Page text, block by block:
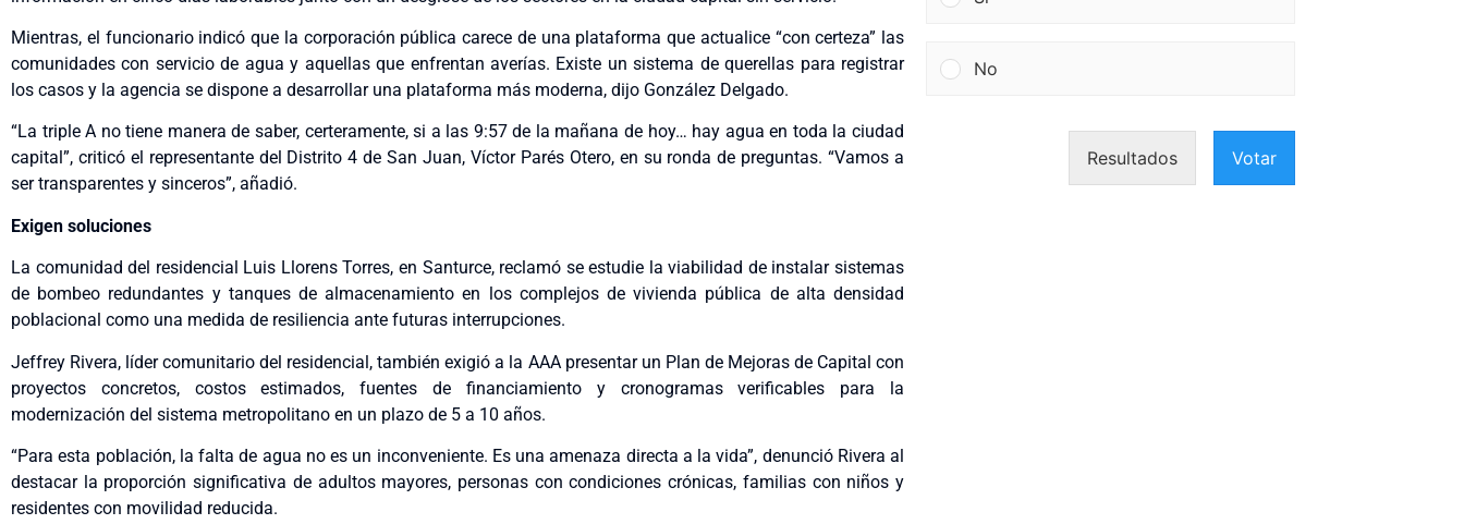
Mientras, el funcionario indicó que la corporación pública carece de una plataforma que actualice “con certeza” las
comunidades con servicio de agua y aquellas que enfrentan averías. Existe un sistema de querellas para registrar
los casos y la agencia se dispone a desarrollar una plataforma más moderna, dijo González Delgado.
“La triple A no tiene manera de saber, certeramente, si a las 9:57 de la mañana de hoy… hay agua en toda la ciudad
capital”, criticó el representante del Distrito 4 de San Juan, Víctor Parés Otero, en su ronda de preguntas. “Vamos a
ser transparentes y sinceros”, añadió.
Exigen soluciones
La comunidad del residencial Luis Llorens Torres, en Santurce, reclamó se estudie la viabilidad de instalar sistemas
de bombeo redundantes y tanques de almacenamiento en los complejos de vivienda pública de alta densidad
poblacional como una medida de resiliencia ante futuras interrupciones.
Jeffrey Rivera, líder comunitario del residencial, también exigió a la AAA presentar un Plan de Mejoras de Capital con
proyectos concretos, costos estimados, fuentes de financiamiento y cronogramas verificables para la
modernización del sistema metropolitano en un plazo de 5 a 10 años.
“Para esta población, la falta de agua no es un inconveniente. Es una amenaza directa a la vida”, denunció Rivera al
destacar la proporción significativa de adultos mayores, personas con condiciones crónicas, familias con niños y
residentes con movilidad reducida.
No
Resultados Votar